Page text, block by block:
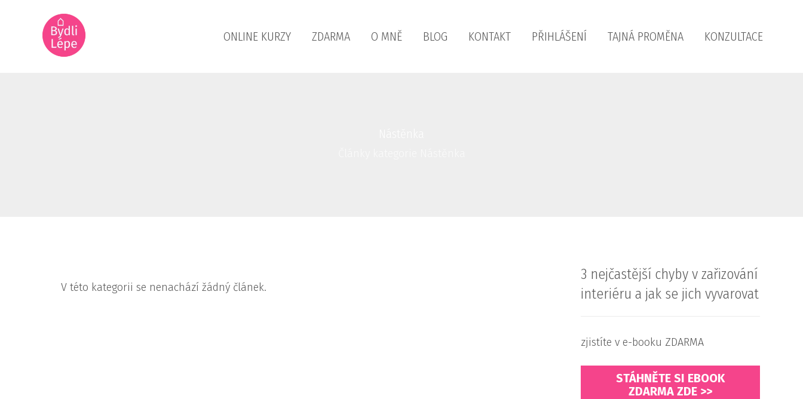
ONLINE KURZY ZDARMA O MNĚ BLOG KONTAKT PŘIHLÁŠENÍ TAJNÁ PROMĚNA KONZULTACE
V této kategorii se nenachází žádný článek.
3 nejčastější chyby v zařizování
interiéru a jak se jich vyvarovat
zjistíte v e-booku ZDARMA
STÁHNĚTE SI EBOOK
ZDARMA ZDE >>